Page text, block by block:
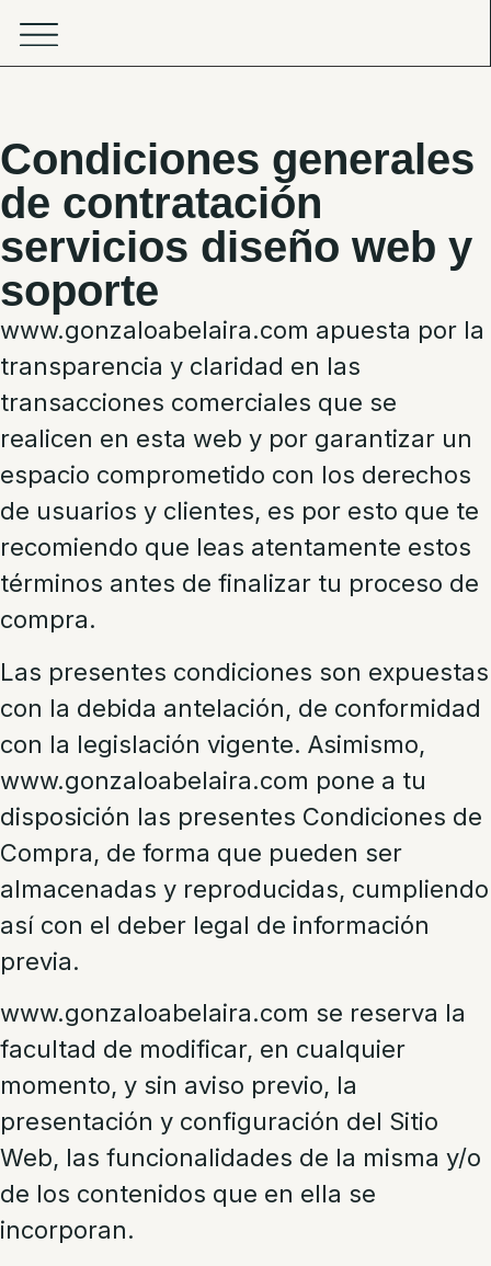
Condiciones generales
de contratación
servicios diseño web y
soporte
www.gonzaloabelaira.com apuesta por la
transparencia y claridad en las
transacciones comerciales que se
realicen en esta web y por garantizar un
espacio comprometido con los derechos
de usuarios y clientes, es por esto que te
recomiendo que leas atentamente estos
términos antes de finalizar tu proceso de
compra.
Las presentes condiciones son expuestas
con la debida antelación, de conformidad
con la legislación vigente. Asimismo,
www.gonzaloabelaira.com pone a tu
disposición las presentes Condiciones de
Compra, de forma que pueden ser
almacenadas y reproducidas, cumpliendo
así con el deber legal de información
previa.
www.gonzaloabelaira.com se reserva la
facultad de modificar, en cualquier
momento, y sin aviso previo, la
presentación y configuración del Sitio
Web, las funcionalidades de la misma y/o
de los contenidos que en ella se
incorporan.